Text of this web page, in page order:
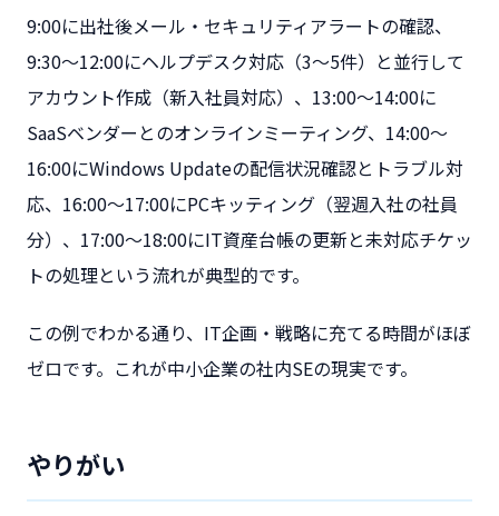
9:00に出社後メール・セキュリティアラートの確認、
9:30〜12:00にヘルプデスク対応（3〜5件）と並行して
アカウント作成（新入社員対応）、13:00〜14:00に
SaaSベンダーとのオンラインミーティング、14:00〜
16:00にWindows Updateの配信状況確認とトラブル対
応、16:00〜17:00にPCキッティング（翌週入社の社員
分）、17:00〜18:00にIT資産台帳の更新と未対応チケッ
トの処理という流れが典型的です。
この例でわかる通り、IT企画・戦略に充てる時間がほぼ
ゼロです。これが中小企業の社内SEの現実です。
やりがい